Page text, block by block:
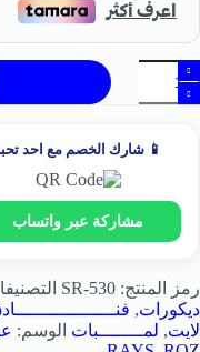
📱 شارك الخصم مع احد
مشاركة عبر واتساب
رمز المنتج: SR-530
ديكورات,
لايت, لمــــــــبات الوسم: